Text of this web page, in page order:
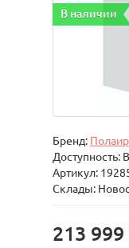
В наличии
Бренд: Полаир
Доступность:
Артикул:
Склады:
213 999